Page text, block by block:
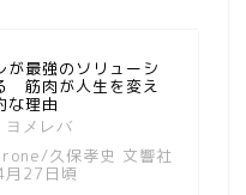
最強のソリューシ
筋肉が人生を変え
な理由
ヨメレバ
久保孝史 文響社
27日頃